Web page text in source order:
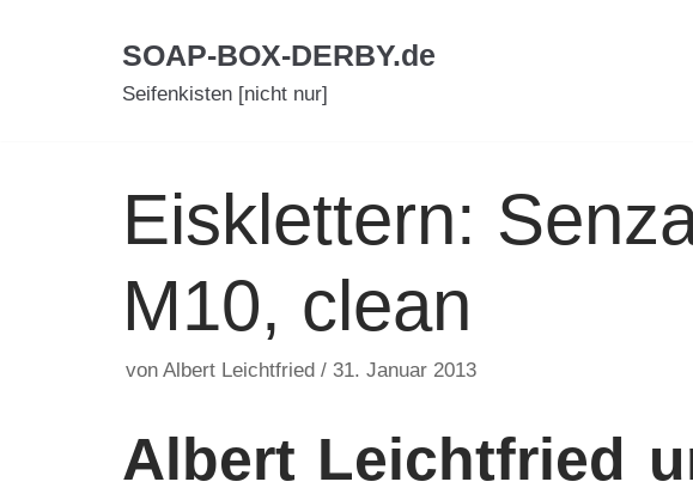
SOAP-BOX-DERBY.de
Seifenkisten [nicht nur]
Eisklettern:
M10, clean
von Albert Leichtfried 31. Januar 2013
Albert Leichtfried